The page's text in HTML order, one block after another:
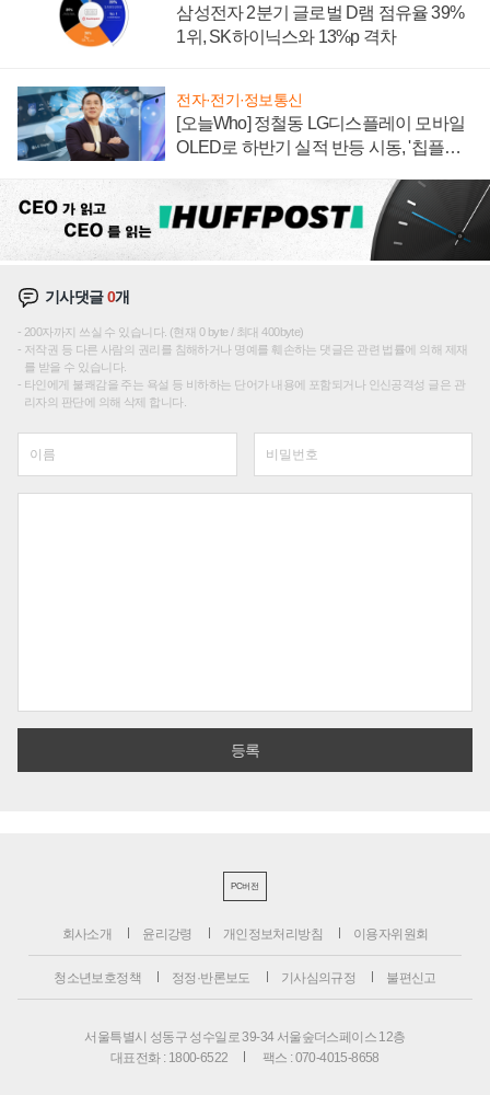
삼성전자 2분기 글로벌 D램 점유율 39%
1위, SK하이닉스와 13%p 격차
전자·전기·정보통신
[오늘Who] 정철동 LG디스플레이 모바일
OLED로 하반기 실적 반등 시동, '칩플레
기사댓글0개
200자까지 쓰실 수 있습니다. (현재 0 byte / 최대 400byte)
저작권 등 다른 사람의 권리를 침해하거나 명예를 훼손하는 댓글은 관련 법률에 의해 제재
를 받을 수 있습니다.
타인에게 불쾌감을 주는 욕설 등 비하하는 단어가 내용에 포함되거나 인신공격성 글은 관
리자의 판단에 의해 삭제 합니다.
PC버전
회사소개 윤리강령 개인정보처리방침 이용자위원회
청소년보호정책 정정·반론보도 기사심의규정 불편신고
서울특별시 성동구 성수일로 39-34 서울숲더스페이스 12층
대표전화 : 1800-6522
팩스 : 070-4015-8658